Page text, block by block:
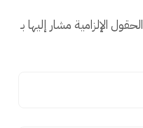
الحقول الإلزامية مشار إليها بـ